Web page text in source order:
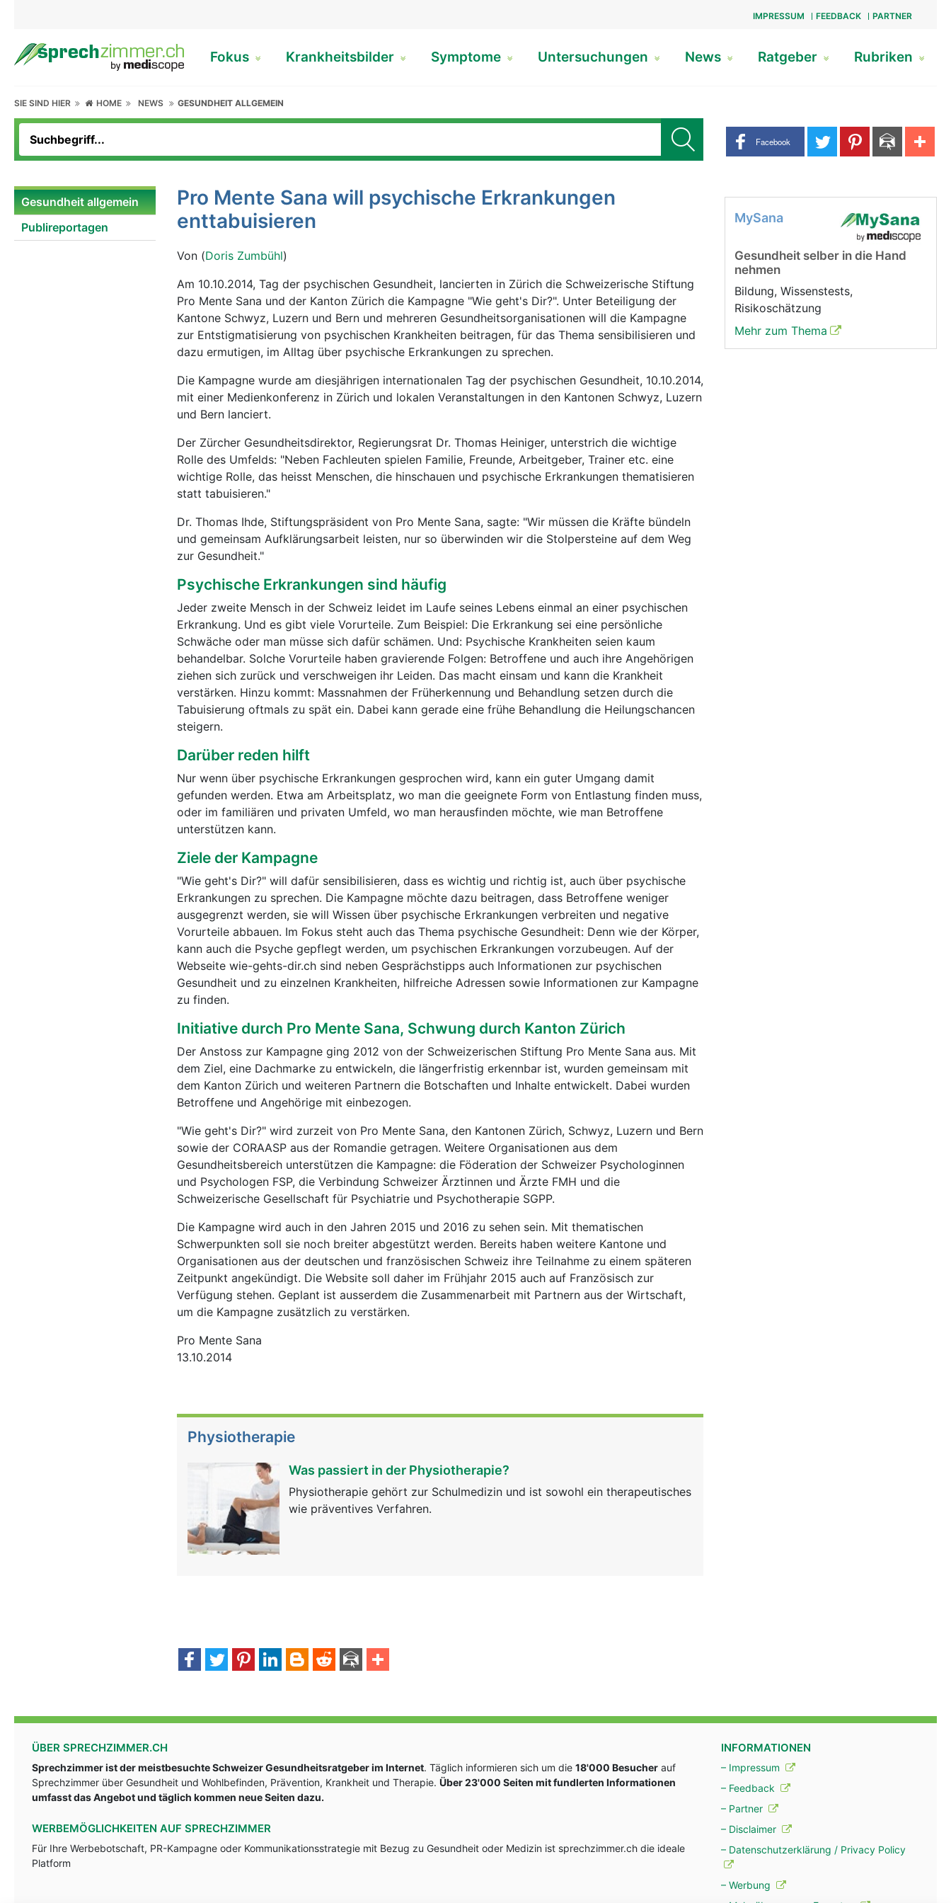
IMPRESSUM FEEDBACK PARTNER
Fokus Krankheitsbilder Symptome Untersuchungen News Ratgeber Rubriken
SIE SIND HIER HOME NEWS GESUNDHEIT ALLGEMEIN
Share buttons
Facebook
Gesundheit allgemein
Publireportagen
Pro Mente Sana will psychische Erkrankungen
enttabuisieren
Von (Doris Zumbühl)
Am 10.10.2014, Tag der psychischen Gesundheit, lancierten in Zürich die Schweizerische Stiftung
Pro Mente Sana und der Kanton Zürich die Kampagne "Wie geht's Dir?". Unter Beteiligung der
Kantone Schwyz, Luzern und Bern und mehreren Gesundheitsorganisationen will die Kampagne
zur Entstigmatisierung von psychischen Krankheiten beitragen, für das Thema sensibilisieren und
dazu ermutigen, im Alltag über psychische Erkrankungen zu sprechen.
Die Kampagne wurde am diesjährigen internationalen Tag der psychischen Gesundheit, 10.10.2014,
mit einer Medienkonferenz in Zürich und lokalen Veranstaltungen in den Kantonen Schwyz, Luzern
und Bern lanciert.
Der Zürcher Gesundheitsdirektor, Regierungsrat Dr. Thomas Heiniger, unterstrich die wichtige
Rolle des Umfelds: "Neben Fachleuten spielen Familie, Freunde, Arbeitgeber, Trainer etc. eine
wichtige Rolle, das heisst Menschen, die hinschauen und psychische Erkrankungen thematisieren
statt tabuisieren."
Dr. Thomas Ihde, Stiftungspräsident von Pro Mente Sana, sagte: "Wir müssen die Kräfte bündeln
und gemeinsam Aufklärungsarbeit leisten, nur so überwinden wir die Stolpersteine auf dem Weg
zur Gesundheit."
Psychische Erkrankungen sind häufig
Jeder zweite Mensch in der Schweiz leidet im Laufe seines Lebens einmal an einer psychischen
Erkrankung. Und es gibt viele Vorurteile. Zum Beispiel: Die Erkrankung sei eine persönliche
Schwäche oder man müsse sich dafür schämen. Und: Psychische Krankheiten seien kaum
behandelbar. Solche Vorurteile haben gravierende Folgen: Betroffene und auch ihre Angehörigen
ziehen sich zurück und verschweigen ihr Leiden. Das macht einsam und kann die Krankheit
verstärken. Hinzu kommt: Massnahmen der Früherkennung und Behandlung setzen durch die
Tabuisierung oftmals zu spät ein. Dabei kann gerade eine frühe Behandlung die Heilungschancen
steigern.
Darüber reden hilft
Nur wenn über psychische Erkrankungen gesprochen wird, kann ein guter Umgang damit
gefunden werden. Etwa am Arbeitsplatz, wo man die geeignete Form von Entlastung finden muss,
oder im familiären und privaten Umfeld, wo man herausfinden möchte, wie man Betroffene
unterstützen kann.
Ziele der Kampagne
"Wie geht's Dir?" will dafür sensibilisieren, dass es wichtig und richtig ist, auch über psychische
Erkrankungen zu sprechen. Die Kampagne möchte dazu beitragen, dass Betroffene weniger
ausgegrenzt werden, sie will Wissen über psychische Erkrankungen verbreiten und negative
Vorurteile abbauen. Im Fokus steht auch das Thema psychische Gesundheit: Denn wie der Körper,
kann auch die Psyche gepflegt werden, um psychischen Erkrankungen vorzubeugen. Auf der
Webseite wie-gehts-dir.ch sind neben Gesprächstipps auch Informationen zur psychischen
Gesundheit und zu einzelnen Krankheiten, hilfreiche Adressen sowie Informationen zur Kampagne
zu finden.
Initiative durch Pro Mente Sana, Schwung durch Kanton Zürich
Der Anstoss zur Kampagne ging 2012 von der Schweizerischen Stiftung Pro Mente Sana aus. Mit
dem Ziel, eine Dachmarke zu entwickeln, die längerfristig erkennbar ist, wurden gemeinsam mit
dem Kanton Zürich und weiteren Partnern die Botschaften und Inhalte entwickelt. Dabei wurden
Betroffene und Angehörige mit einbezogen.
"Wie geht's Dir?" wird zurzeit von Pro Mente Sana, den Kantonen Zürich, Schwyz, Luzern und Bern
sowie der CORAASP aus der Romandie getragen. Weitere Organisationen aus dem
Gesundheitsbereich unterstützen die Kampagne: die Föderation der Schweizer Psychologinnen
und Psychologen FSP, die Verbindung Schweizer Ärztinnen und Ärzte FMH und die
Schweizerische Gesellschaft für Psychiatrie und Psychotherapie SGPP.
Die Kampagne wird auch in den Jahren 2015 und 2016 zu sehen sein. Mit thematischen
Schwerpunkten soll sie noch breiter abgestützt werden. Bereits haben weitere Kantone und
Organisationen aus der deutschen und französischen Schweiz ihre Teilnahme zu einem späteren
Zeitpunkt angekündigt. Die Website soll daher im Frühjahr 2015 auch auf Französisch zur
Verfügung stehen. Geplant ist ausserdem die Zusammenarbeit mit Partnern aus der Wirtschaft,
um die Kampagne zusätzlich zu verstärken.
Pro Mente Sana
13.10.2014
Physiotherapie
Was passiert in der Physiotherapie?
Physiotherapie gehört zur Schulmedizin und ist sowohl ein therapeutisches
wie präventives Verfahren.
MySana
Gesundheit selber in die Hand
nehmen
Bildung, Wissenstests,
Risikoschätzung
Mehr zum Thema
ÜBER SPRECHZIMMER.CH
Sprechzimmer ist der meistbesuchte Schweizer Gesundheitsratgeber im Internet. Täglich informieren sich um die 18'000 Besucher auf
Sprechzimmer über Gesundheit und Wohlbefinden, Prävention, Krankheit und Therapie. Über 23'000 Seiten mit fundlerten Informationen
umfasst das Angebot und täglich kommen neue Seiten dazu.
WERBEMÖGLICHKEITEN AUF SPRECHZIMMER
Für Ihre Werbebotschaft, PR-Kampagne oder Kommunikationsstrategie mit Bezug zu Gesundheit oder Medizin ist sprechzimmer.ch die ideale
Platform
INFORMATIONEN
– Impressum
– Feedback
– Partner
– Disclaimer
– Datenschutzerklärung / Privacy Policy
– Werbung